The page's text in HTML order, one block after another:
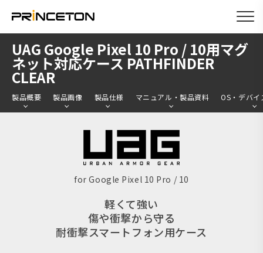
ン
UAG Google Pixel 10 Pro / 10用マグ
ネット対応ケース PATHFINDER
CLEAR
製品概要 製品画像 製品仕様 マニュアル・製品資料 OS・デバイ
for Google Pixel 10 Pro / 10
軽くて強い
傷や衝撃から守る
耐衝撃スマートフォン用ケース